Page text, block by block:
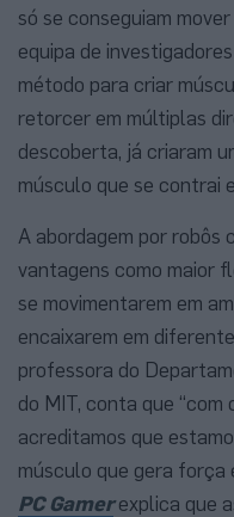
só se conseguiam
equipa de
método para criar
retorcer em múltiplas
descoberta, já criaram
músculo que se contrai
A abordagem por robôs
vantagens como maior
se movimentarem em
encaixarem em
professora do
do MIT, conta que “com
acreditamos que
músculo que gera força
PC Gamerexplica que